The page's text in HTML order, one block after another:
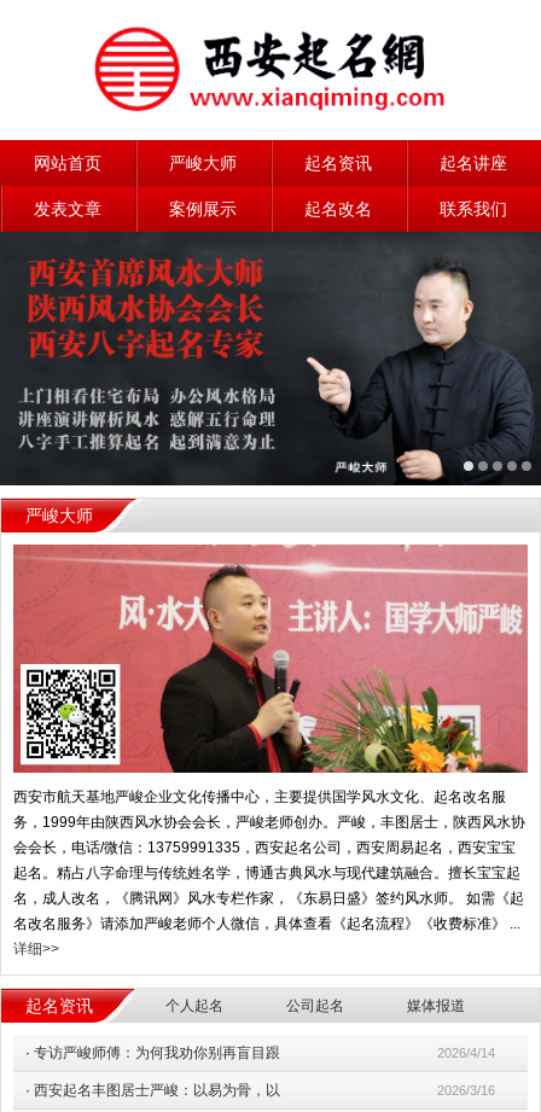
网站首页 严峻大师 起名资讯 起名讲座
发表文章 案例展示 起名改名 联系我们
严峻大师
西安市航天基地严峻企业文化传播中心，主要提供国学风水文化、起名改名服
务，1999年由陕西风水协会会长，严峻老师创办。严峻，丰图居士，陕西风水协
会会长，电话/微信：13759991335，西安起名公司，西安周易起名，西安宝宝
起名。精占八字命理与传统姓名学，博通古典风水与现代建筑融合。擅长宝宝起
名，成人改名，《腾讯网》风水专栏作家，《东易日盛》签约风水师。 如需《起
名改名服务》请添加严峻老师个人微信，具体查看《起名流程》《收费标准》 ...
详细>>
起名资讯 个人起名 公司起名 媒体报道
· 专访严峻师傅：为何我劝你别再盲目跟 2026/4/14
· 西安起名丰图居士严峻：以易为骨，以 2026/3/16